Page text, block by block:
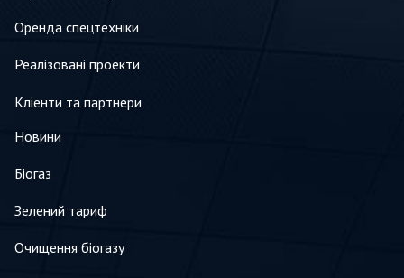
Оренда спецтехніки
Реалізовані проекти
Кліенти та партнери
Новини
Біогаз
Зелений тариф
Очищення біогазу